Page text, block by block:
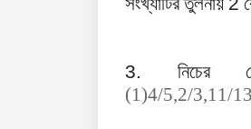
3.নিচের
(1)4/5,2/3,11/